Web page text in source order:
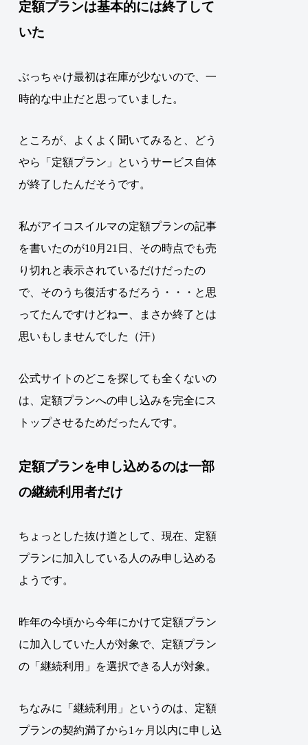
定額プランは基本的には終了して
いた
ぶっちゃけ最初は在庫が少ないので、一
時的な中止だと思っていました。
ところが、よくよく聞いてみると、どう
やら「定額プラン」というサービス自体
が終了したんだそうです。
私がアイコスイルマの定額プランの記事
を書いたのが10月21日、その時点でも売
り切れと表示されているだけだったの
で、そのうち復活するだろう・・・と思
ってたんですけどねー、まさか終了とは
思いもしませんでした（汗）
公式サイトのどこを探しても全くないの
は、定額プランへの申し込みを完全にス
トップさせるためだったんです。
定額プランを申し込めるのは一部
の継続利用者だけ
ちょっとした抜け道として、現在、定額
プランに加入している人のみ申し込める
ようです。
昨年の今頃から今年にかけて定額プラン
に加入していた人が対象で、定額プラン
の「継続利用」を選択できる人が対象。
ちなみに「継続利用」というのは、定額
プランの契約満了から1ヶ月以内に申し込